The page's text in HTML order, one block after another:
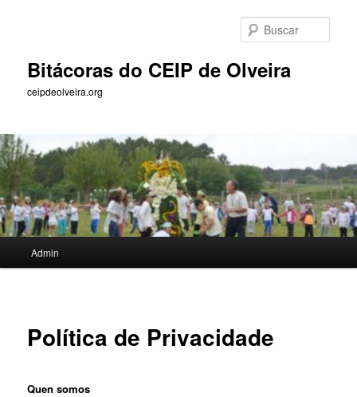
Bitácoras do CEIP de Olveira
ceipdeolveira.org
principal
Admin
Política de Privacidade
Quen somos